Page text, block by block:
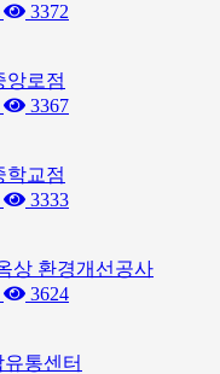
3372
앙로점
3367
학교점
3333
상 환경개선공사
3624
통센터